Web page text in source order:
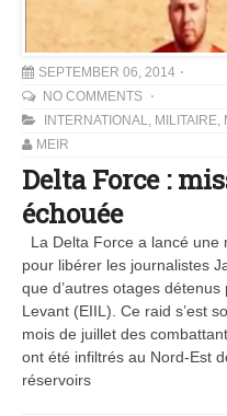
SEPTEMBER 06, 2014
NO COMMENTS
INTERNATIONAL, MILITAIRE,
MEIR
Delta Force :
échouée
La Delta Force a lancé une
pour libérer les journalistes
que d’autres otages
Levant (EIIL). Ce raid s’est
mois de juillet des
ont été infiltrés au Nord-Est
réservoirs